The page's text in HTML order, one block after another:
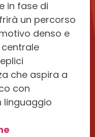
in fase di
un percorso
denso e
che aspira a
con
linguaggio